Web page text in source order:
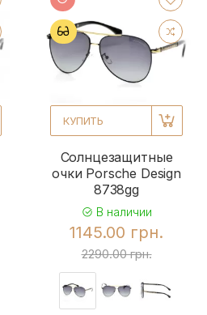
КУПИТЬ
Солнцезащитные
очки Porsche Design
8738gg
В наличии
1145.00 грн.
2290.00 грн.